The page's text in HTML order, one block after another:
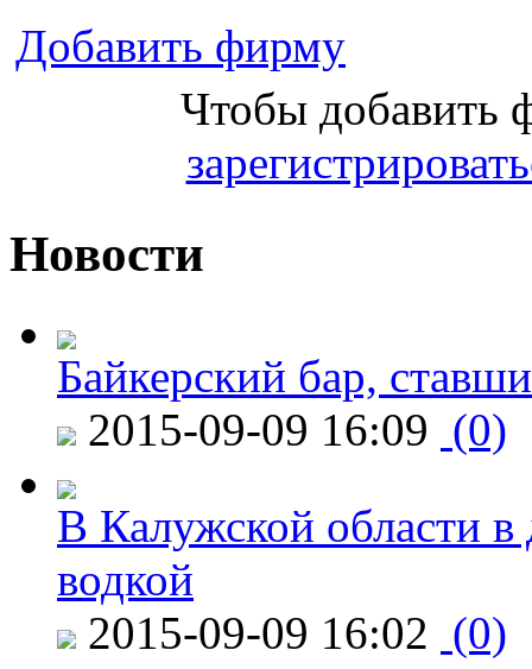
Добавить фирму
Чтобы добавить
Новости
Байкерский бар,
2015-09-09 16:09 (0)
В Калужской области в
водкой
2015-09-09 16:02 (0)